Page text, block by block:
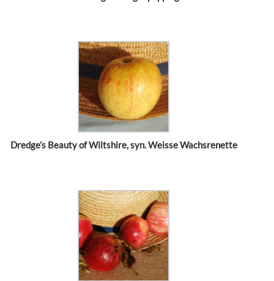
Dredge’s Beauty of Wiltshire, syn. Weisse Wachsrenette